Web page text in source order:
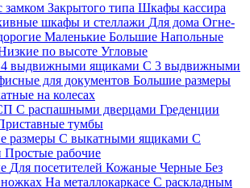
замком Закрытого типа Шкафы кассира
шкафы и стеллажи Для дома Огне-
Маленькие Большие Напольные
по высоте Угловые
выдвижными ящиками С 3 выдвижными
для документов Большие размеры
на колесах
С распашными дверцами Греденции
тумбы
размеры С выкатными ящиками С
Простые рабочие
Для посетителей Кожаные Черные Без
На металлокаркасе С раскладным